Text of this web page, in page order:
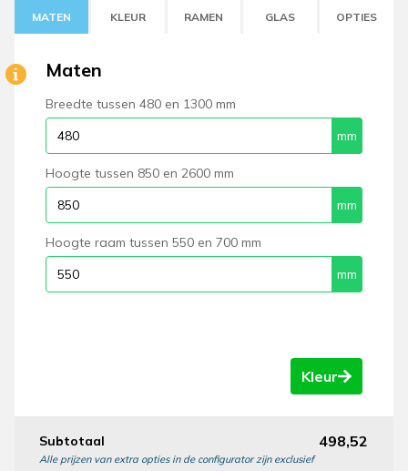
MATEN KLEUR RAMEN GLAS OPTIES
Maten
Breedte tussen 480 en 1300 mm
Hoogte tussen 850 en 2600 mm
Hoogte raam tussen550 en700 mm
Kleur
Subtotaal 498,52
Alle prijzen van extra opties in de configurator zijn exclusief